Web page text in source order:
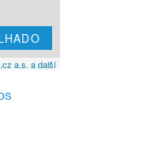
a.s. a další